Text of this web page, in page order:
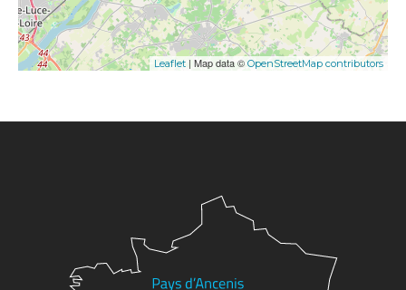
Leaflet | Map data © OpenStreetMap contributors